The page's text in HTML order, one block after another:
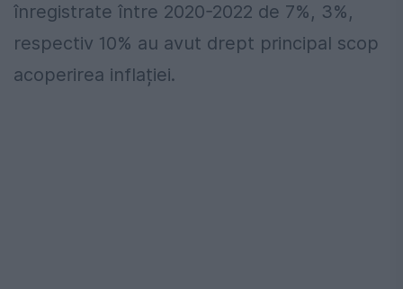
înregistrate între 2020-2022 de 7%, 3%,
respectiv 10% au avut drept principal scop
acoperirea inflației.